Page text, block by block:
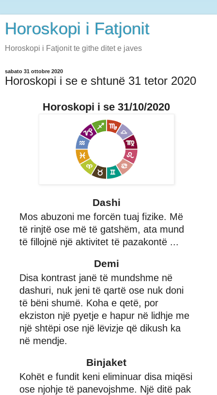
Horoskopi i Fatjonit
Horoskopi i Fatjonit te githe ditet e javes
sabato 31 ottobre 2020
Horoskopi i se e shtunë 31 tetor 2020
Horoskopi i se 31/10/2020
Dashi
Mos abuzoni me forcën tuaj fizike. Më
të rinjtë ose më të gatshëm, ata mund
të fillojnë një aktivitet të pazakontë ...
Demi
Disa kontrast janë të mundshme në
dashuri, nuk jeni të qartë ose nuk doni
të bëni shumë. Koha e qetë, por
ekziston një pyetje e hapur në lidhje me
një shtëpi ose një lëvizje që dikush ka
në mendje.
Binjaket
Kohët e fundit keni eliminuar disa miqësi
ose njohje të panevojshme. Një ditë pak